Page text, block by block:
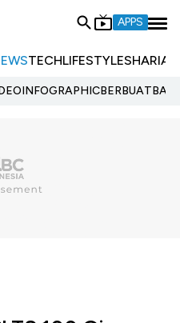
APPS
TECHLIFESTYLESHARIA
INFOGRAPHIC